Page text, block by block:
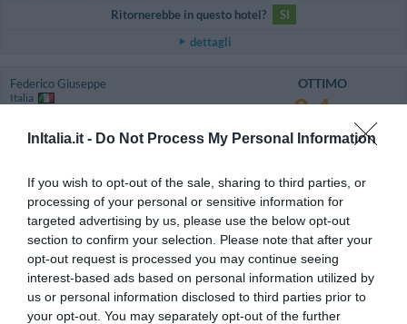
InItalia.it - Do Not Process My Personal Information
If you wish to opt-out of the sale, sharing to third parties, or
processing of your personal or sensitive information for
targeted advertising by us, please use the below opt-out
section to confirm your selection. Please note that after your
opt-out request is processed you may continue seeing
interest-based ads based on personal information utilized by
us or personal information disclosed to third parties prior to
your opt-out. You may separately opt-out of the further
Ritornerebbe in questo hotel?
SI
dettagli
Federico Giuseppe
Italia
Coppia età media superiore ai 35 anni
OTTIMO
8.4
dettagli
Italia
Gennaio 2015
Famiglia con figli grandi
ECCEZIONALE
10/10
Ambiente familiare, proprietari disponibili, mangiare ottimo.